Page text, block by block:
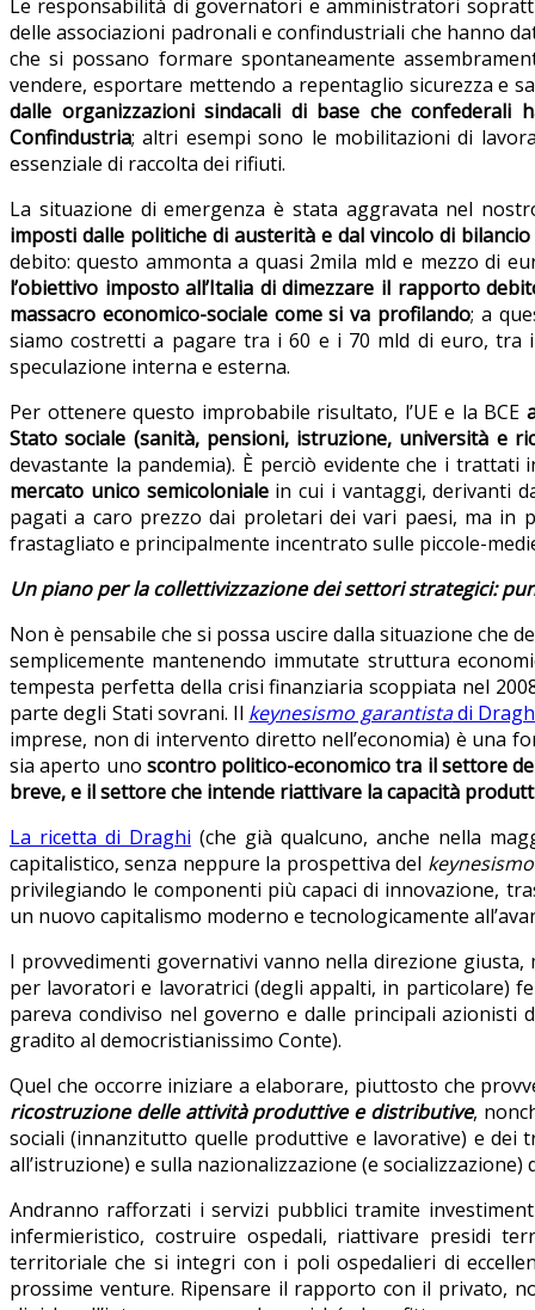
Le responsabilità di governatori e amministratori
delle associazioni padronali e confindustriali che hanno
che si possano formare spontaneamente
vendere, esportare mettendo a repentaglio sicurezza e
dalle organizzazioni sindacali di base che
Confindustria; altri esempi sono le mobilitazioni di
essenziale di raccolta dei rifiuti.
La situazione di emergenza è stata aggravata nel
imposti dalle politiche di austerità e dal vincolo di bilancio
debito: questo ammonta a quasi 2mila mld e mezzo di
l’obiettivo imposto all’Italia di dimezzare il rapporto
massacro economico-sociale come si va profilando; a
siamo costretti a pagare tra i 60 e i 70 mld di euro, tra
speculazione interna e esterna.
Per ottenere questo improbabile risultato, l’UE e la BCE
Stato sociale (sanità, pensioni, istruzione, università e
devastante la pandemia). È perciò evidente che i
mercato unico semicolonialein cui i vantaggi, derivanti
pagati a caro prezzo dai proletari dei vari paesi, ma in
frastagliato e principalmente incentrato sulle piccole-
Un piano per la collettivizzazione dei settori strategici:
Non è pensabile che si possa uscire dalla situazione che
semplicemente mantenendo immutate struttura
tempesta perfetta della crisi finanziaria scoppiata nel
parte degli Stati sovrani. Il keynesismo garantistadi
imprese, non di intervento diretto nell’economia) è una
sia aperto uno scontro politico-economico tra il settore
breve, e il settore che intende riattivare la capacità
La ricetta di Draghi (che già qualcuno, anche nella
capitalistico, senza neppure la prospettiva del
privilegiando le componenti più capaci di innovazione,
un nuovo capitalismo moderno e tecnologicamente
I provvedimenti governativi vanno nella direzione
per lavoratori e lavoratrici (degli appalti, in particolare)
pareva condiviso nel governo e dalle principali
gradito al democristianissimo Conte).
Quel che occorre iniziare a elaborare, piuttosto che
ricostruzione delle attività produttive e distributive,
sociali (innanzitutto quelle produttive e lavorative) e dei
all’istruzione) e sulla nazionalizzazione (e
Andranno rafforzati i servizi pubblici tramite
infermieristico, costruire ospedali, riattivare presidi
territoriale che si integri con i poli ospedalieri di
prossime venture. Ripensare il rapporto con il privato,